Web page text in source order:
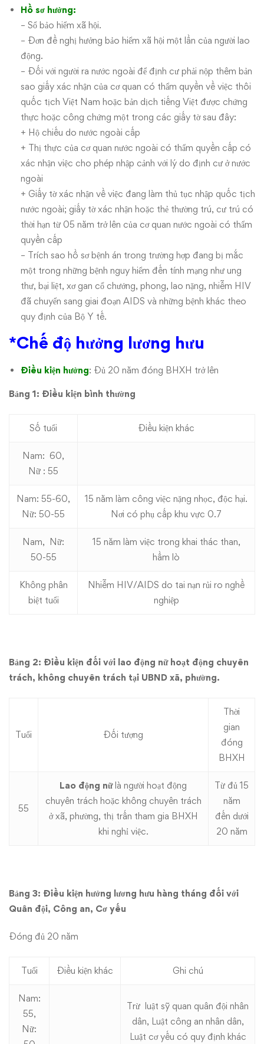
Hồ sơ hưởng:
– Sổ bảo hiểm xã hội.
– Đơn đề nghị hưởng bảo hiểm xã hội một lần của người lao
động.
– Đối với người ra nước ngoài để định cư phải nộp thêm bản
sao giấy xác nhận của cơ quan có thẩm quyền về việc thôi
quốc tịch Việt Nam hoặc bản dịch tiếng Việt được chứng
thực hoặc công chứng một trong các giấy tờ sau đây:
+ Hộ chiếu do nước ngoài cấp
+ Thị thực của cơ quan nước ngoài có thẩm quyền cấp có
xác nhận việc cho phép nhập cảnh với lý do định cư ở nước
ngoài
+ Giấy tờ xác nhận về việc đang làm thủ tục nhập quốc tịch
nước ngoài; giấy tờ xác nhận hoặc thẻ thường trú, cư trú có
thời hạn từ 05 năm trở lên của cơ quan nước ngoài có thẩm
quyền cấp
– Trích sao hồ sơ bệnh án trong trường hợp đang bị mắc
một trong những bệnh nguy hiểm đến tính mạng như ung
thư, bại liệt, xơ gan cổ chướng, phong, lao nặng, nhiễm HIV
đã chuyển sang giai đoạn AIDS và những bệnh khác theo
quy định của Bộ Y tế.
*Chế độ hưởng lương hưu
Điều kiện hưởng: Đủ 20 năm đóng BHXH trở lên
Bảng 1: Điều kiện bình thường
Số tuổi Điều kiện khác
Nam: 60,
Nữ : 55
Nam: 55-60,
Nữ: 50-55
15 năm làm công việc nặng nhọc, độc hại.
Nơi có phụ cấp khu vực 0.7
Nam, Nữ:
50-55
15 năm làm việc trong khai thác than,
hầm lò
Không phân
biệt tuổi
Nhiễm HIV/AIDS do tai nạn rủi ro nghề
nghiệp
Bảng 2: Điều kiện đối với lao động nữ hoạt động chuyên
trách, không chuyên trách tại UBND xã, phường.
Tuổi Đối tượng
Thời
gian
đóng
BHXH
55
Lao động nữlà người hoạt động
chuyên trách hoặc không chuyên trách
ở xã, phường, thị trấn tham gia BHXH
khi nghỉ việc.
Từ đủ 15
năm
đến dưới
20 năm
Bảng 3: Điều kiện hưởng lương hưu hàng tháng đối với
Quân đội, Công an, Cơ yếu
Đóng đủ 20 năm
Tuổi Điều kiện khác Ghi chú
Nam:
55,
Nữ:
Trừ luật sỹ quan quân đội nhân
dân, Luật công an nhân dân,
Luật cơ yếu có quy định khác